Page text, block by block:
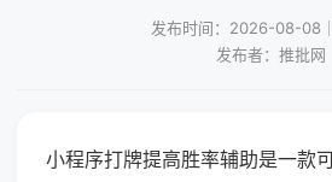
发布时间：2026-08-08
发布者：推批网
小程序打牌提高胜率辅助是一款